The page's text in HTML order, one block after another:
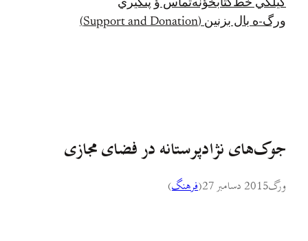
ت
ج
گيلکي خط کتابخؤنهتماس ؤ پىگيري
ورگ-ه بال بزنين (Support and Donation)
جوک‌های نژادپرستانه در فضای مجازی
ورگ2015 دسامبر 27 (فرهنگ)